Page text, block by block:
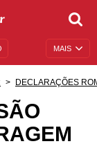
MAIS
DECLARAÇÕES